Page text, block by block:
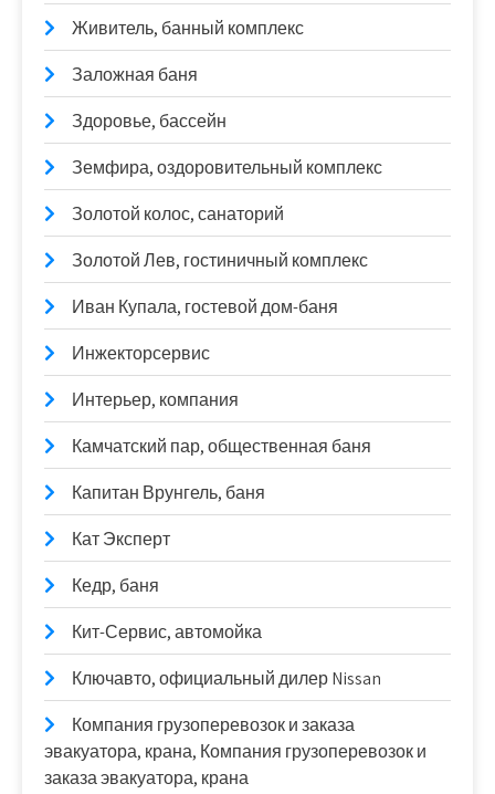
Живитель, банный комплекс
Заложная баня
Здоровье, бассейн
Земфира, оздоровительный комплекс
Золотой колос, санаторий
Золотой Лев, гостиничный комплекс
Иван Купала, гостевой дом-баня
Инжекторсервис
Интерьер, компания
Камчатский пар, общественная баня
Капитан Врунгель, баня
Кат Эксперт
Кедр, баня
Кит-Сервис, автомойка
Ключавто, официальный дилер Nissan
Компания грузоперевозок и заказа
эвакуатора, крана, Компания грузоперевозок и
заказа эвакуатора, крана